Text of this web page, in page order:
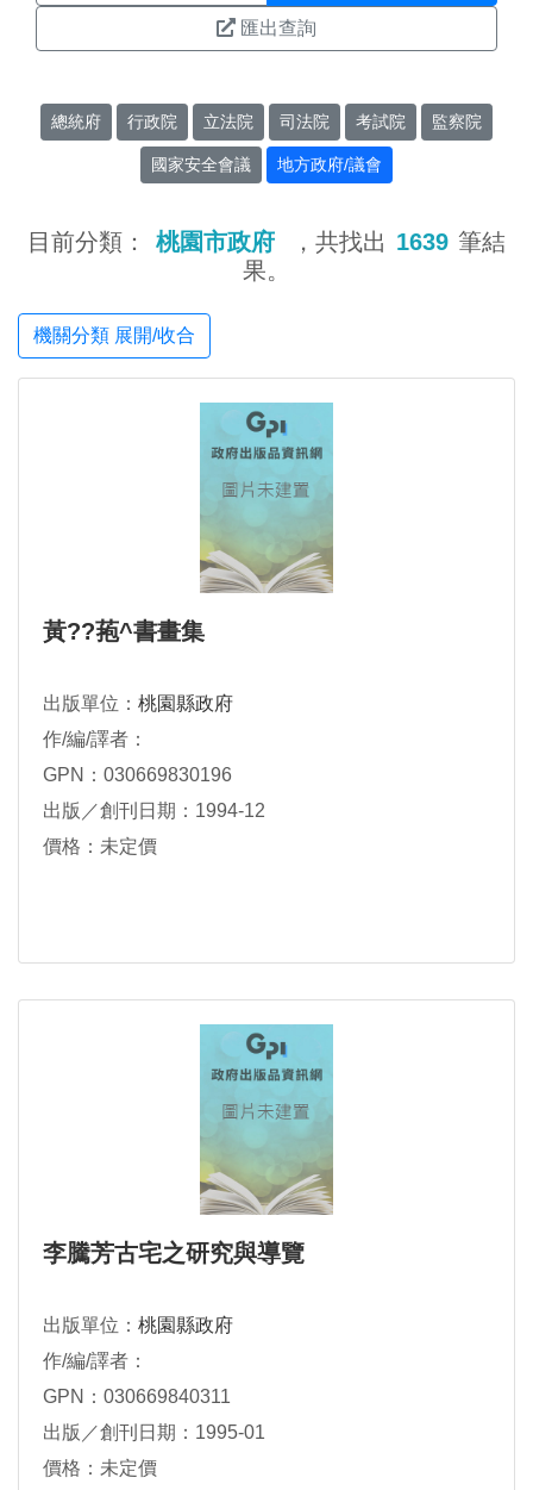
匯出查詢
總統府 行政院 立法院 司法院 考試院 監察院
國家安全會議 地方政府/議會
目前分類： 桃園市政府 ，共找出 1639 筆結
果。
機關分類 展開/收合
黃??菢^書畫集
出版單位： 桃園縣政府
作/編/譯者：
GPN：030669830196
出版／創刊日期：1994-12
價格：未定價
李騰芳古宅之研究與導覽
出版單位： 桃園縣政府
作/編/譯者：
GPN：030669840311
出版／創刊日期：1995-01
價格：未定價